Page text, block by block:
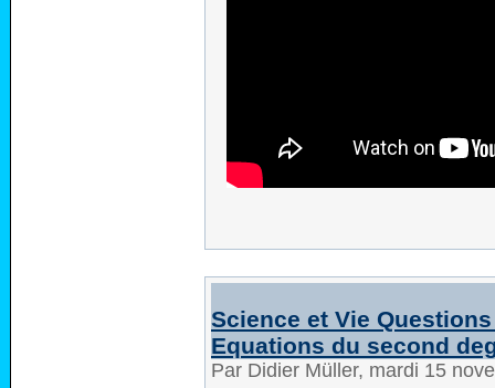
Science et Vie
Equations du second
Par Didier Müller, mardi 15